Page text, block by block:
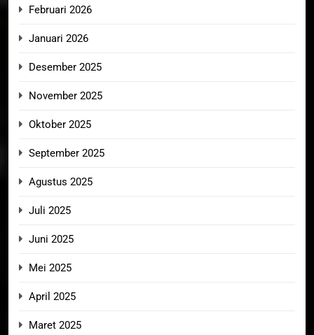
Februari 2026
Januari 2026
Desember 2025
November 2025
Oktober 2025
September 2025
Agustus 2025
Juli 2025
Juni 2025
Mei 2025
April 2025
Maret 2025